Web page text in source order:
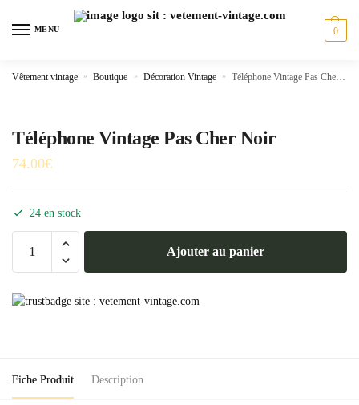
MENU 0
Vêtement vintage » Boutique » Décoration Vintage » Téléphone Vintage Pas Cher Noir
Téléphone Vintage Pas Cher Noir
74.00€
24 en stock
Vintage
Ajouter au panier
Fiche Produit Description